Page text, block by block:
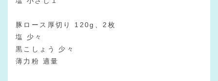
豚ロース厚切り 120g、2枚
塩 少々
黒こしょう 少々
薄力粉 適量